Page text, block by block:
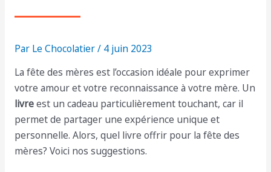
Par Le Chocolatier/ 4 juin 2023
La fête des mères est l’occasion idéale pour exprimer
votre amour et votre reconnaissance à votre mère. Un
livreest un cadeau particulièrement touchant, car il
permet de partager une expérience unique et
personnelle. Alors, quel livre offrir pour la fête des
mères? Voici nos suggestions.